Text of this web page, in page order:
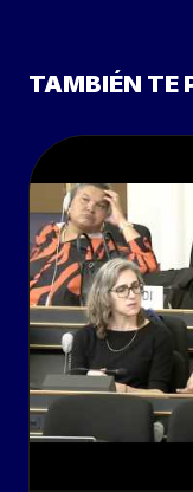
TAMBIÉN TE